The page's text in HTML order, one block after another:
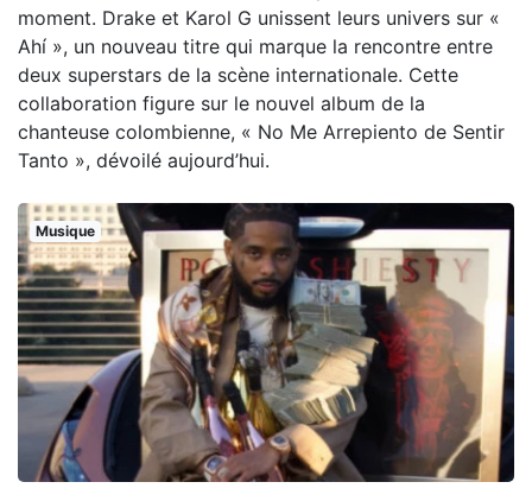
moment. Drake et Karol G unissent leurs univers sur «
Ahí », un nouveau titre qui marque la rencontre entre
deux superstars de la scène internationale. Cette
collaboration figure sur le nouvel album de la
chanteuse colombienne, « No Me Arrepiento de Sentir
Tanto », dévoilé aujourd’hui.
Musique